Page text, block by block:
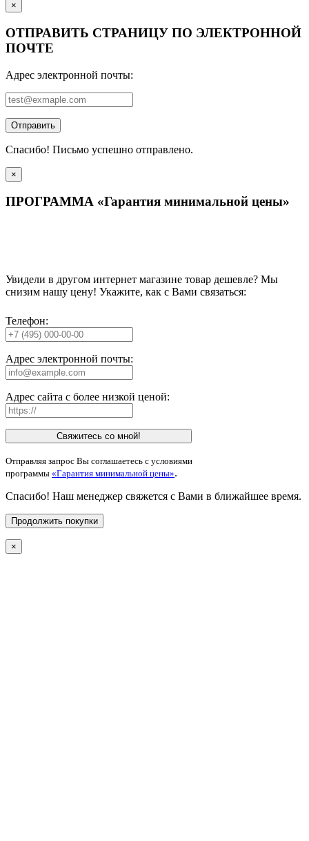
×
ОТПРАВИТЬ СТРАНИЦУ ПО ЭЛЕКТРОННОЙ
ПОЧТЕ
Адрес электронной почты:
Отправить
Спасибо! Письмо успешно отправлено.
×
ПРОГРАММА «Гарантия минимальной цены»
Увидели в другом интернет магазине товар дешевле? Мы
снизим нашу цену! Укажите, как с Вами связаться:
Телефон:
Адрес электронной почты:
Адрес сайта с более низкой ценой:
Свяжитесь со мной!
Отправляя запрос Вы соглашаетесь с условиями
программы «Гарантия минимальной цены».
Спасибо! Наш менеджер свяжется с Вами в ближайшее время.
Продолжить покупки
×